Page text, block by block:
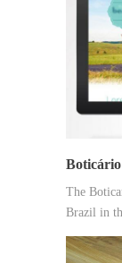
Boticário
The
Brazil in